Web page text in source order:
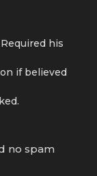
his
if believed
no spam